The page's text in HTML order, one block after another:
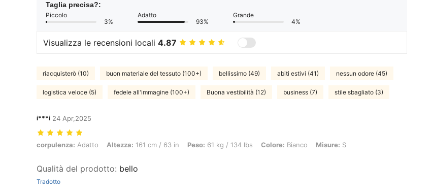
Taglia precisa?:
Piccolo
3%
Adatto
93%
Grande
4%
Visualizza le recensioni locali 4.87
riacquisterò (10) buon materiale del tessuto (100+) bellissimo (49) abiti estivi (41) nessun odore (45)
logistica veloce (5) fedele all'immagine (100+) Buona vestibilità (12) business (7) stile sbagliato (3)
i***i 24 Apr,2025
corpulenza: Adatto, Altezza: 161 cm / 63 in, Peso: 61 kg / 134 lbs, Colore: Bianco, Misure: S
corpulenza: Adatto Altezza: 161 cm / 63 in Peso: 61 kg / 134 lbs Colore: Bianco Misure: S
Qualità del prodotto: bello
Tradotto